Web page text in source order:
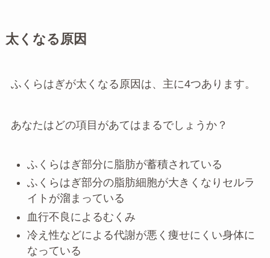
太くなる原因
ふくらはぎが太くなる原因は、主に4つあります。
あなたはどの項目があてはまるでしょうか？
ふくらはぎ部分に脂肪が蓄積されている
ふくらはぎ部分の脂肪細胞が大きくなりセルラ
イトが溜まっている
血行不良によるむくみ
冷え性などによる代謝が悪く痩せにくい身体に
なっている